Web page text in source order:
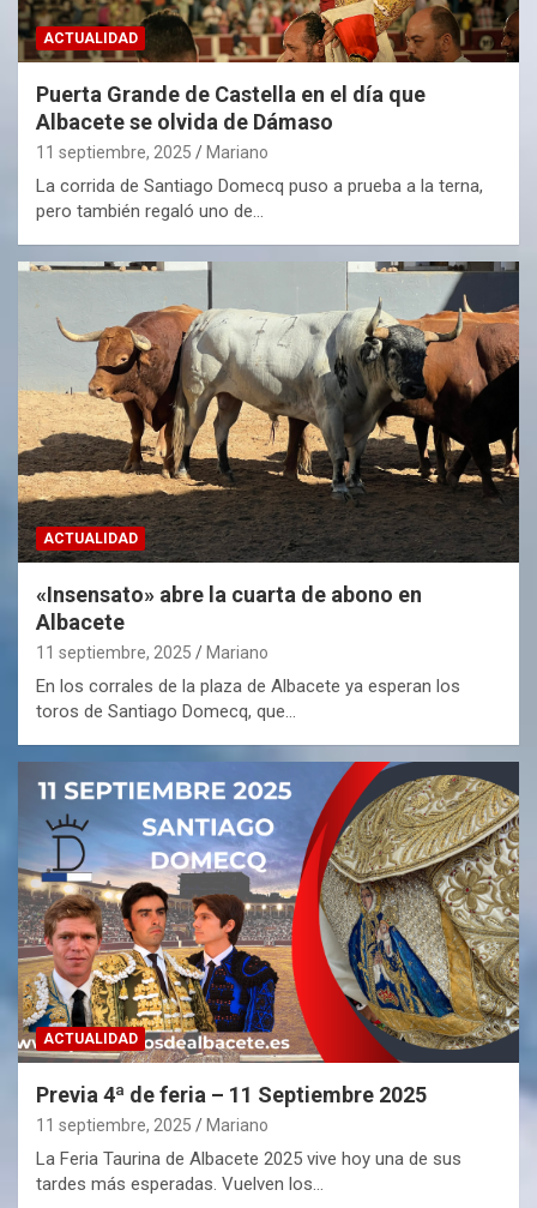
ACTUALIDAD
Puerta Grande de Castella en el día que
Albacete se olvida de Dámaso
11 septiembre, 2025 Mariano
La corrida de Santiago Domecq puso a prueba a la terna,
pero también regaló uno de…
ACTUALIDAD
«Insensato» abre la cuarta de abono en
Albacete
11 septiembre, 2025 Mariano
En los corrales de la plaza de Albacete ya esperan los
toros de Santiago Domecq, que…
ACTUALIDAD
Previa 4ª de feria – 11 Septiembre 2025
11 septiembre, 2025 Mariano
La Feria Taurina de Albacete 2025 vive hoy una de sus
tardes más esperadas. Vuelven los…